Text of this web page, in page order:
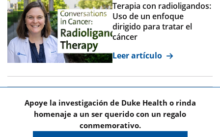
Terapia con radioligandos:
Uso de un enfoque
dirigido para tratar el
cáncer
Leer artículo
Apoye la investigación de Duke Health o rinda
homenaje a un ser querido con un regalo
conmemorativo.